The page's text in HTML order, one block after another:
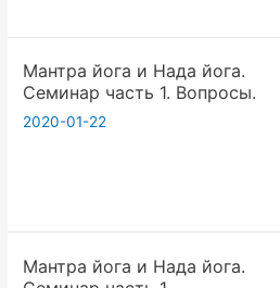
Мантра йога и Нада йога.
Семинар часть 1. Вопросы.
2020-01-22
Мантра йога и Нада йога.